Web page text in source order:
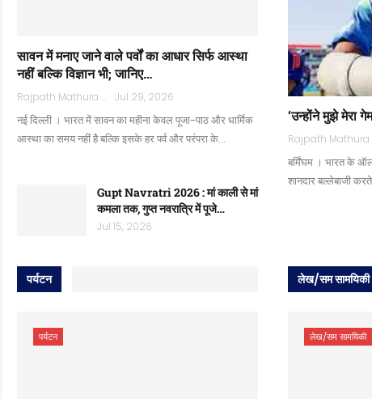
सावन में मनाए जाने वाले पर्वों का आधार सिर्फ आस्था
नहीं बल्कि विज्ञान भी; जानिए…
Rajpath Mathura Jul 29, 2026
नई दिल्ली । भारत में सावन का महीना केवल पूजा-पाठ और धार्मिक
आस्था का समय नहीं है बल्कि इसके हर पर्व और परंपरा के…
Gupt Navratri 2026 : मां काली से मां
कमला तक, गुप्त नवरात्रि में पूजे…
Jul 15, 2026
‘उन्होंने मुझे मेरा
बर्मिंघम । भारत के
शानदार बल्लेबाजी
पर्यटन
पर्यटन
लेख/सम सामयिकी
लेख/सम सामयिकी